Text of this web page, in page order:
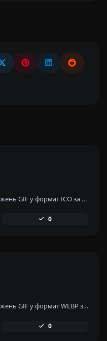
Легко конвертуйте файли зображень GIF у формат ICO за допомогою нашого інструменту перетворення GIF у ICO для створення фавіконів.
0
Легко конвертуйте файли зображень GIF у формат WEBP за допомогою нашого інструменту перетворення GIF у WEBP для ефективного стиснення зображень.
0